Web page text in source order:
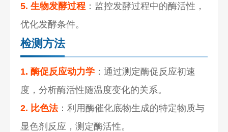
5. 生物发酵过程 ：监控发酵过程中的酶活性，
优化发酵条件。
检测方法
1. 酶促反应动力学 ：通过测定酶促反应初速
度，分析酶活性随温度变化的关系。
2. 比色法：利用酶催化底物生成的特定物质与
显色剂反应，测定酶活性。